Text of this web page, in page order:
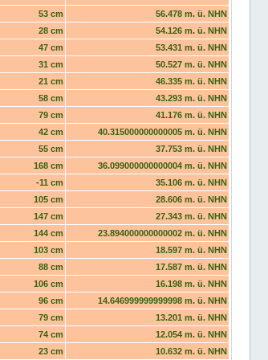
53 cm
56.478 m. ü. NHN
28 cm
54.126 m. ü. NHN
47 cm
53.431 m. ü. NHN
31 cm
50.527 m. ü. NHN
21 cm
46.335 m. ü. NHN
58 cm
43.293 m. ü. NHN
79 cm
41.176 m. ü. NHN
42 cm
40.315000000000005 m. ü. NHN
55 cm
37.753 m. ü. NHN
168 cm
36.099000000000004 m. ü. NHN
-11 cm
35.106 m. ü. NHN
105 cm
28.606 m. ü. NHN
147 cm
27.343 m. ü. NHN
144 cm
23.894000000000002 m. ü. NHN
103 cm
18.597 m. ü. NHN
88 cm
17.587 m. ü. NHN
106 cm
16.198 m. ü. NHN
96 cm
14.646999999999998 m. ü. NHN
79 cm
13.201 m. ü. NHN
74 cm
12.054 m. ü. NHN
23 cm 10.632 m. ü. NHN